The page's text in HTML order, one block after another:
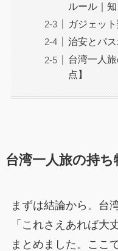
ルール｜
ガジェッ
治安とパ
台湾一人
点】
台湾一人旅の持
まずは結論から。台
「これさえあれば大
まとめました。ここ